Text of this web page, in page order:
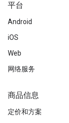
平台
Android
iOS
Web
网络服务
商品信息
定价和方案